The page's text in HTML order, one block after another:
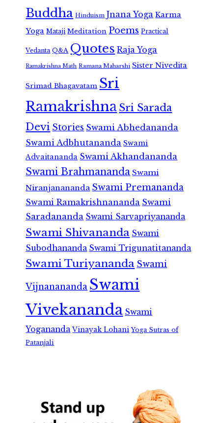
Buddha Hinduism Jnana Yoga Karma
Yoga Mataji Meditation Poems Practical
Vedanta Q&A Quotes Raja Yoga
Ramakrishna Math Ramana Maharshi Sister Nivedita
Srimad Bhagavatam Sri
RamakrishnaSri Sarada
Devi Stories Swami Abhedananda
Swami Adbhutananda Swami
Advaitananda Swami Akhandananda
Swami Brahmananda Swami
Niranjanananda Swami Premananda
Swami Ramakrishnananda Swami
Saradananda Swami Sarvapriyananda
Swami Shivananda Swami
Subodhananda Swami Trigunatitananda
Swami Turiyananda Swami
Vijnanananda Swami
Vivekananda Swami
Yogananda Vinayak Lohani Yoga Sutras of
Patanjali